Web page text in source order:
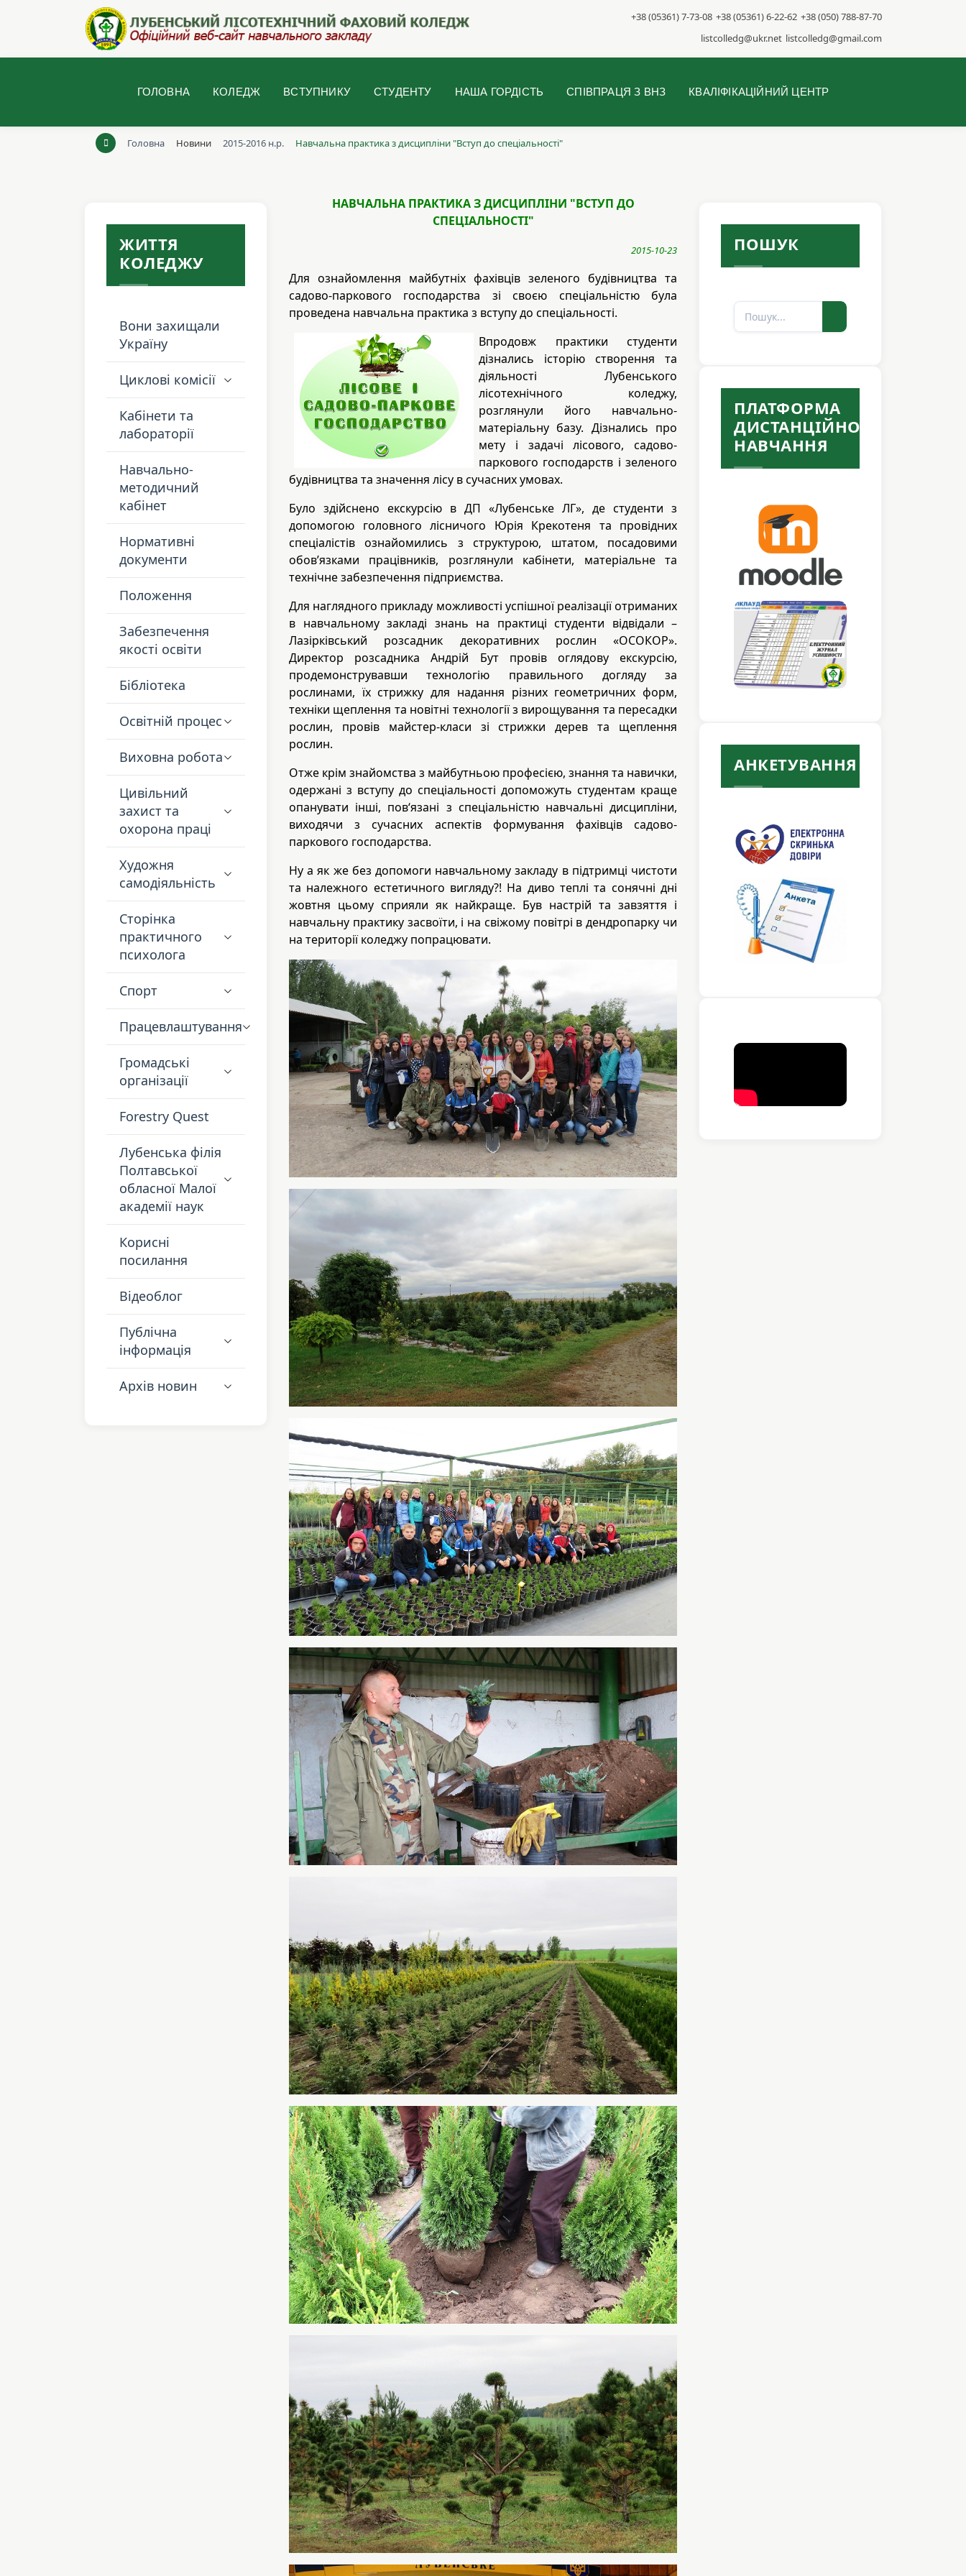
+38 (05361) 7-73-08 +38 (05361) 6-22-62 +38 (050) 788-87-70
listcolledg@ukr.net listcolledg@gmail.com
ГОЛОВНА КОЛЕДЖ ВСТУПНИКУ СТУДЕНТУ НАША ГОРДІСТЬ СПІВПРАЦЯ З ВНЗ КВАЛІФІКАЦІЙНИЙ ЦЕНТР
Головна Новини 2015-2016 н.р. Навчальна практика з дисципліни "Вступ до спеціальності"
ЖИТТЯ
КОЛЕДЖУ
Вони захищали
Україну
Циклові комісії
Кабінети та
лабораторії
Навчально-
методичний
кабінет
Нормативні
документи
Положення
Забезпечення
якості освіти
Бібліотека
Освітній процес
Виховна робота
Цивільний
захист та
охорона праці
Художня
самодіяльність
Сторінка
практичного
психолога
Спорт
Працевлаштування
Громадські
організації
Forestry Quest
Лубенська філія
Полтавської
обласної Малої
академії наук
Корисні
посилання
Відеоблог
Публічна
інформація
Архів новин
НАВЧАЛЬНА ПРАКТИКА З ДИСЦИПЛІНИ "ВСТУП ДО
СПЕЦІАЛЬНОСТІ"
2015-10-23
Для ознайомлення майбутніх фахівців зеленого будівництва та
садово-паркового господарства зі своєю спеціальністю була
проведена навчальна практика з вступу до спеціальності.
Впродовж практики студенти
дізнались історію створення та
діяльності Лубенського
лісотехнічного коледжу,
розглянули його навчально-
матеріальну базу. Дізнались про
мету і задачі лісового, садово-
паркового господарств і зеленого
будівництва та значення лісу в сучасних умовах.
Було здійснено екскурсію в ДП «Лубенське ЛГ», де студенти з
допомогою головного лісничого Юрія Крекотеня та провідних
спеціалістів ознайомились з структурою, штатом, посадовими
обов’язками працівників, розглянули кабінети, матеріальне та
технічне забезпечення підприємства.
Для наглядного прикладу можливості успішної реалізації отриманих
в навчальному закладі знань на практиці студенти відвідали –
Лазірківський розсадник декоративних рослин «ОСОКОР».
Директор розсадника Андрій Бут провів оглядову екскурсію,
продемонструвавши технологію правильного догляду за
рослинами, їх стрижку для надання різних геометричних форм,
техніки щеплення та новітні технології з вирощування та пересадки
рослин, провів майстер-класи зі стрижки дерев та щеплення
рослин.
Отже крім знайомства з майбутньою професією, знання та навички,
одержані з вступу до спеціальності допоможуть студентам краще
опанувати інші, пов‘язані з спеціальністю навчальні дисципліни,
виходячи з сучасних аспектів формування фахівців садово-
паркового господарства.
Ну а як же без допомоги навчальному закладу в підтримці чистоти
та належного естетичного вигляду?! На диво теплі та сонячні дні
жовтня цьому сприяли як найкраще. Був настрій та завзяття і
навчальну практику засвоїти, і на свіжому повітрі в дендропарку чи
на території коледжу попрацювати.
ПОШУК
Пошук
ПЛАТФОРМА
ДИСТАНЦІЙНОГО
НАВЧАННЯ
АНКЕТУВАННЯ